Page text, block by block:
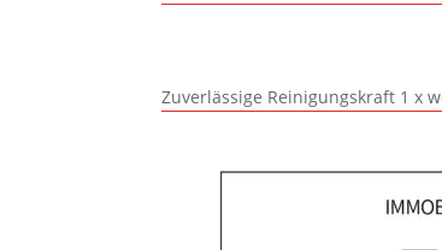
Zuverlässige Reinigungskraft 1 x